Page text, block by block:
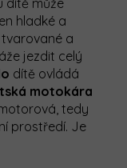
dítě může
hladké a
a
jezdit celý
dítě ovládá
motokára
tedy
prostředí. Je